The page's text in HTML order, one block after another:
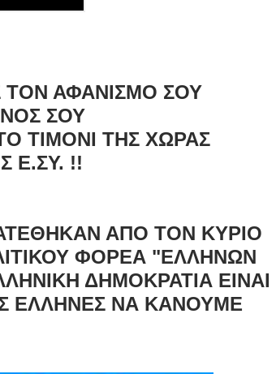
ΑΦΑΝΙΣΜΟ ΣΟΥ
ΣΟΥ
ΤΙΜΟΝΙ ΤΗΣ ΧΩΡΑΣ
Ε.ΣΥ. !!
ΑΠΟ ΤΟΝ ΚΥΡΙΟ
ΦΟΡΕΑ "ΕΛΛΗΝΩΝ
ΔΗΜΟΚΡΑΤΙΑ ΕΙΝΑΙ
ΕΛΛΗΝΕΣ ΝΑ ΚΑΝΟΥΜΕ